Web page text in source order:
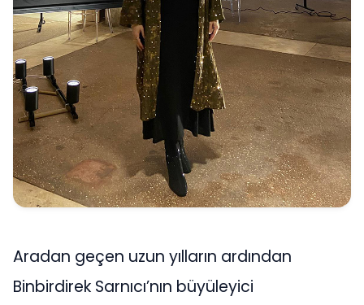
Aradan geçen uzun yılların ardından
Binbirdirek Sarnıcı’nın büyüleyici